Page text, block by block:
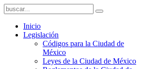
Inicio
Legislación
Códigos para la Ciudad de
México
Leyes de la Ciudad de México